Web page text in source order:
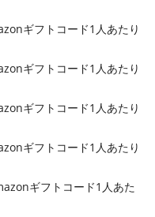
ギフトコード1人あたり
ギフトコード1人あたり
ギフトコード1人あたり
ギフトコード1人あたり
ギフトコード1人あた